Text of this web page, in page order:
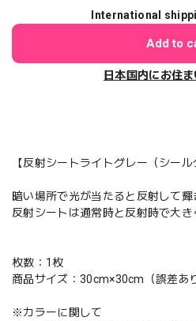
International
Add to
日本国内にお住
【反射シートライトグレー（シール
暗い場所で光が当たると反射して輝
反射シートは通常時と反射時で大き
枚数：1枚
商品サイズ：30cm×30cm（誤差あ
※カラーに関して